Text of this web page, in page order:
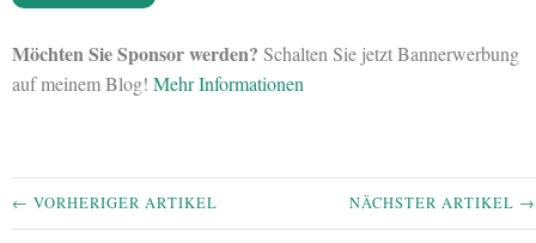
Möchten Sie Sponsor werden? Schalten Sie jetzt Bannerwerbung
auf meinem Blog! Mehr Informationen
← VORHERIGER ARTIKEL NÄCHSTER ARTIKEL →